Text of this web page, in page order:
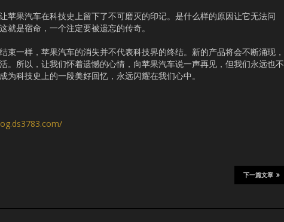
苹果汽车在科技史上留下了不可磨灭的印记。是什么样的原因让它无法问
就是宿命，一个注定要被遗忘的传奇。
束一样，苹果汽车的消失并不代表科技界的终结。新的产品将会不断涌现，
。所以，让我们怀着遗憾的心情，向苹果汽车说一声再见，但我们永远也不
为科技史上的一段美好回忆，永远闪耀在我们心中。
下一篇文章